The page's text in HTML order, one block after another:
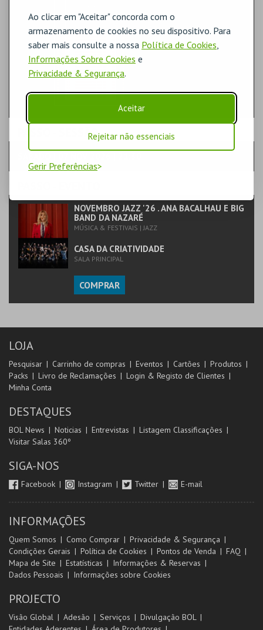
Ao clicar em "Aceitar" concorda com o
armazenamento de cookies no seu dispositivo. Para
saber mais consulte a nossa Política de Cookies,
Informações Sobre Cookies e
Privacidade & Segurança.
Aceitar
Rejeitar não essenciais
Gerir Preferências
- SESSÃO
NOVEMBRO JAZZ '26 . ANA BACALHAU E BIG
BAND DA NAZARÉ
MÚSICA & FESTIVAIS | JAZZ
CASA DA CRIATIVIDADE
SALA PRINCIPAL
COMPRAR
LOJA
Pesquisar Carrinho de compras Eventos Cartões
Produtos
Packs
Livro de Reclamações
Login & Registo de Clientes
Minha Conta
DESTAQUES
BOL News Noticias Entrevistas
Listagem Classificações
Visitar Salas 360º
SIGA-NOS
Facebook Instagram Twitter E-mail
INFORMAÇÕES
Quem Somos Como Comprar
Privacidade & Segurança
Condições Gerais
Política de Cookies Pontos de Venda
FAQ
Mapa de Site
Estatísticas
Informações & Reservas
Dados Pessoais
Informações sobre Cookies
PROJECTO
Visão Global Adesão Serviços
Divulgação BOL